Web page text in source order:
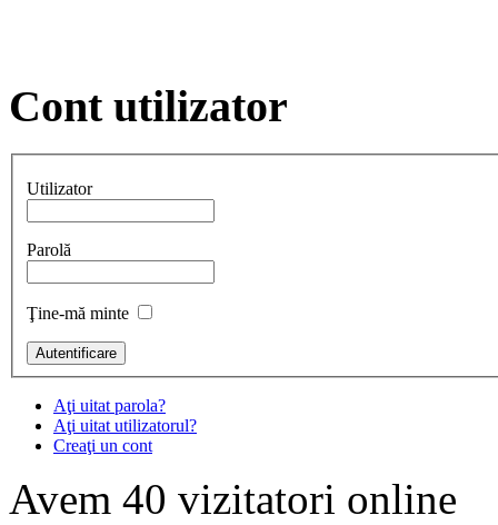
Contutilizator
Utilizator
Parolă
Ţine-mă minte
Aţi uitat parola?
Aţi uitat utilizatorul?
Creaţi un cont
Avem 40 vizitatori online